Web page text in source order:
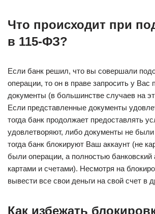
Что происходит при
в 115-ФЗ?
Если банк решил, что вы совершали
операции, то он в праве запросить у
документы (в большинстве случаев на
Если представленные документы
тогда банк продолжает предоставлять
удовлетворяют, либо документы не
тогда банк блокируют Ваш аккаунт (не
были операции, а полностью банковский
картами и счетами). Несмотря на
вывести все свои деньги на свой счет в
Как избежать